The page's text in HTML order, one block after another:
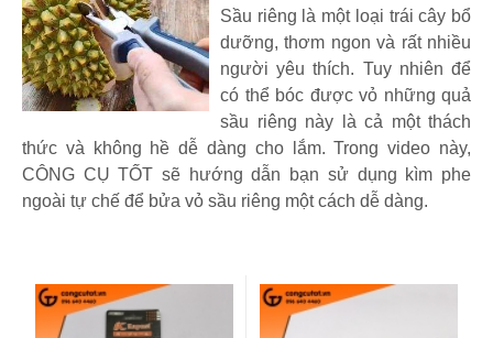
Sầu riêng là một loại trái cây bổ
dưỡng, thơm ngon và rất nhiều
người yêu thích. Tuy nhiên để
có thể bóc được vỏ những quả
sầu riêng này là cả một thách
thức và không hề dễ dàng cho lắm. Trong video này,
CÔNG CỤ TỐT sẽ hướng dẫn bạn sử dụng kìm phe
ngoài tự chế để bửa vỏ sầu riêng một cách dễ dàng.